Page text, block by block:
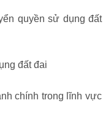
quyền sử dụng đất
đất đai
chính trong lĩnh vực